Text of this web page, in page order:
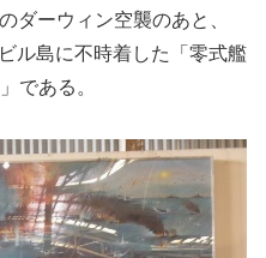
ダーウィン空襲のあと、
ル島に不時着した「零式艦
である。